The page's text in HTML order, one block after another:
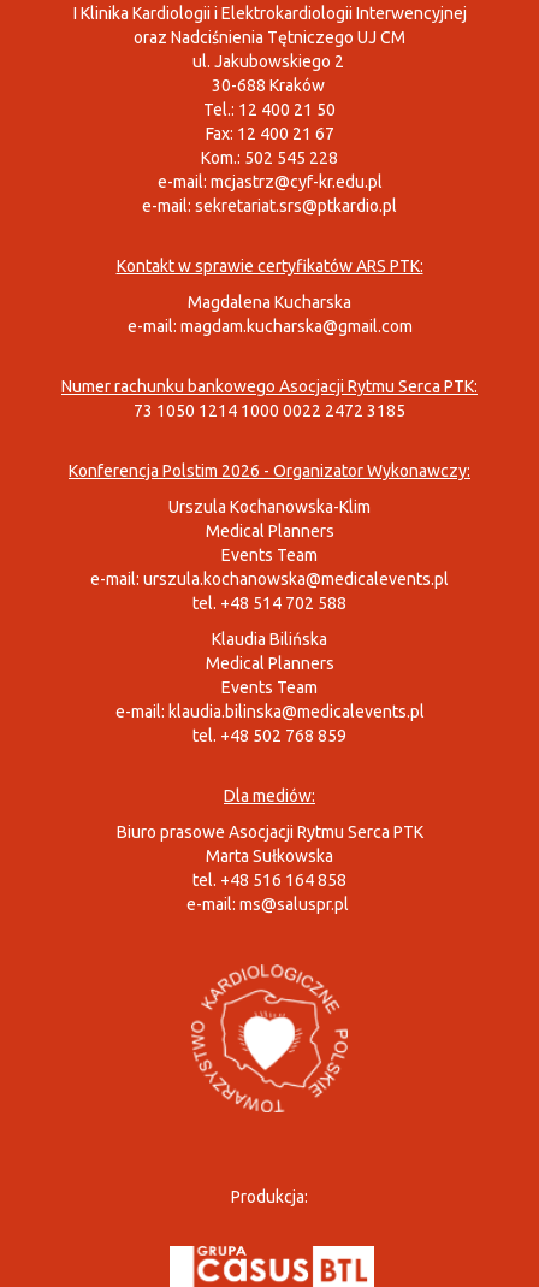
I Klinika Kardiologii i Elektrokardiologii Interwencyjnej
oraz Nadciśnienia Tętniczego UJ CM
ul. Jakubowskiego 2
30-688 Kraków
Tel.: 12 400 21 50
Fax: 12 400 21 67
Kom.: 502 545 228
e-mail: mcjastrz@cyf-kr.edu.pl
e-mail: sekretariat.srs@ptkardio.pl
Kontakt w sprawie certyfikatów ARS PTK:
Magdalena Kucharska
e-mail: magdam.kucharska@gmail.com
Numer rachunku bankowego Asocjacji Rytmu Serca PTK:
73 1050 1214 1000 0022 2472 3185
Konferencja Polstim 2026 - Organizator Wykonawczy:
Urszula Kochanowska-Klim
Medical Planners
Events Team
e-mail: urszula.kochanowska@medicalevents.pl
tel. +48 514 702 588
Klaudia Bilińska
Medical Planners
Events Team
e-mail: klaudia.bilinska@medicalevents.pl
tel. +48 502 768 859
Dla mediów:
Biuro prasowe Asocjacji Rytmu Serca PTK
Marta Sułkowska
tel. +48 516 164 858
e-mail: ms@saluspr.pl
Produkcja: